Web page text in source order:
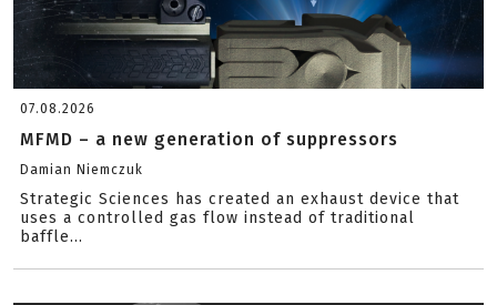
07.08.2026
MFMD – a new generation of suppressors
Damian Niemczuk
Strategic Sciences has created an exhaust device that
uses a controlled gas flow instead of traditional
baffle...